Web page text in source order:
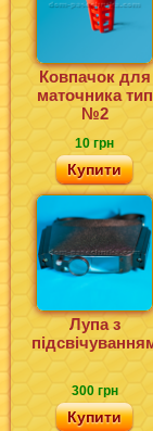
Ковпачок для
маточника тип
№2
10 грн
Купити
Лупа з
300 грн
Купити